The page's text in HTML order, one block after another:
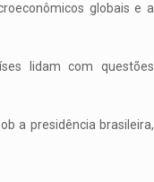
globais e a
lidam com questões
a presidência brasileira,